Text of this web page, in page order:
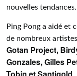
nouvelles tendances.
Ping Pong a aidé et
de nombreux
Gotan Project,
Gonzales, Gilles